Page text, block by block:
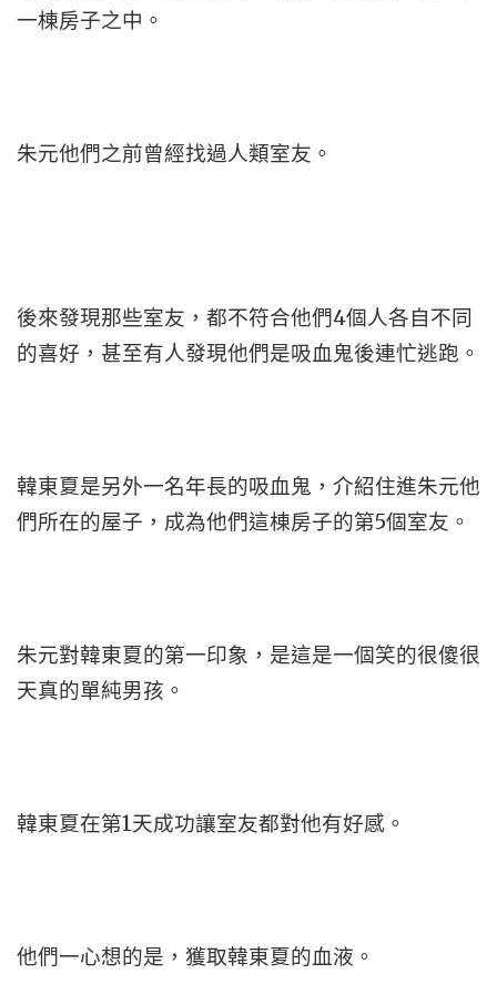
一棟房子之中。
朱元他們之前曾經找過人類室友。
後來發現那些室友，都不符合他們4個人各自不同
的喜好，甚至有人發現他們是吸血鬼後連忙逃跑。
韓東夏是另外一名年長的吸血鬼，介紹住進朱元他
們所在的屋子，成為他們這棟房子的第5個室友。
朱元對韓東夏的第一印象，是這是一個笑的很傻很
天真的單純男孩。
韓東夏在第1天成功讓室友都對他有好感。
他們一心想的是，獲取韓東夏的血液。